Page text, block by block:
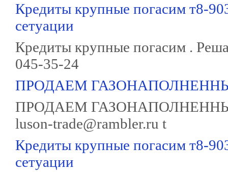
Кредиты крупные погасим т8-
сетуации
Кредиты крупные погасим .
045-35-24
ПРОДАЕМ
ПРОДАЕМ
luson-trade@rambler.ru t
Кредиты крупные погасим т8-
сетуации